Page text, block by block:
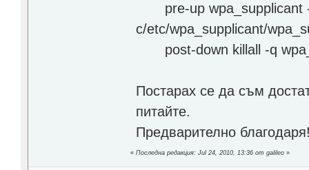
pre-up wpa_supplicant -
c/etc/wpa_supplicant/
post-down killall -q
Постарах се да съм
питайте.
Предварително
«Последна редакция: Jul 24, 2010, 13:36 от galileo »